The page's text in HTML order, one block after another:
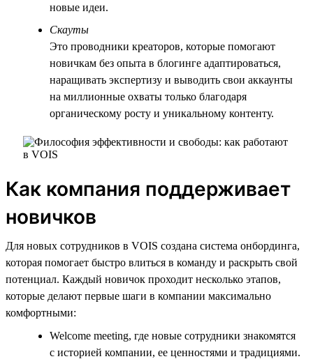
новые идеи.
Скауты
Это проводники креаторов, которые помогают
новичкам без опыта в блогинге адаптироваться,
наращивать экспертизу и выводить свои аккаунты
на миллионные охваты только благодаря
органическому росту и уникальному контенту.
Как компания поддерживает
новичков
Для новых сотрудников в VOIS создана система онбординга,
которая помогает быстро влиться в команду и раскрыть свой
потенциал. Каждый новичок проходит несколько этапов,
которые делают первые шаги в компании максимально
комфортными:
Welcome meeting, где новые сотрудники знакомятся
с историей компании, ее ценностями и традициями.